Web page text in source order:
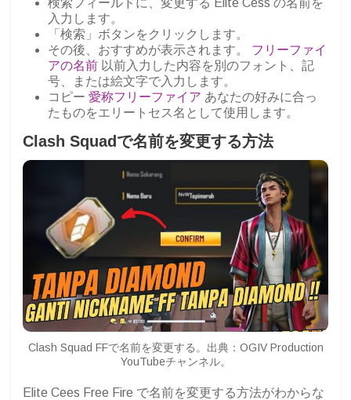
検索フィールドに、変更する Elite Cess の名前を
入力します。
「検索」ボタンをクリックします。
その後、おすすめが表示されます。 フリーファイ
アの名前 以前入力した内容を別のフォント、記
号、または絵文字で入力します。
コピー 愛称フリーファイア あなたの好みに合っ
たものをエリートセス名として使用します。
Clash Squadで名前を変更する方法
Clash Squad FFで名前を変更する。出典：OGIV Production
YouTubeチャンネル。
Elite Cees Free Fire で名前を変更する方法がわからな